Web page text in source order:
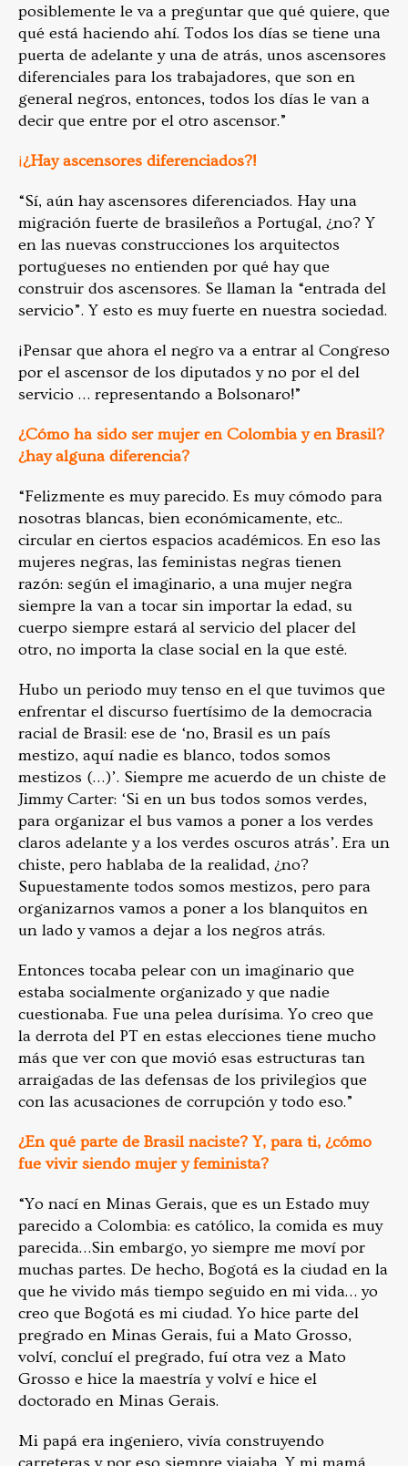
posiblemente le va a preguntar que qué quiere, que
qué está haciendo ahí. Todos los días se tiene una
puerta de adelante y una de atrás, unos ascensores
diferenciales para los trabajadores, que son en
general negros, entonces, todos los días le van a
decir que entre por el otro ascensor.”
¡¿Hay ascensores diferenciados?!
“Sí, aún hay ascensores diferenciados. Hay una
migración fuerte de brasileños a Portugal, ¿no? Y
en las nuevas construcciones los arquitectos
portugueses no entienden por qué hay que
construir dos ascensores. Se llaman la “entrada del
servicio”. Y esto es muy fuerte en nuestra sociedad.
¡Pensar que ahora el negro va a entrar al Congreso
por el ascensor de los diputados y no por el del
servicio … representando a Bolsonaro!”
¿Cómo ha sido ser mujer en Colombia y en Brasil?
¿hay alguna diferencia?
“Felizmente es muy parecido. Es muy cómodo para
nosotras blancas, bien económicamente, etc..
circular en ciertos espacios académicos. En eso las
mujeres negras, las feministas negras tienen
razón: según el imaginario, a una mujer negra
siempre la van a tocar sin importar la edad, su
cuerpo siempre estará al servicio del placer del
otro, no importa la clase social en la que esté.
Hubo un periodo muy tenso en el que tuvimos que
enfrentar el discurso fuertísimo de la democracia
racial de Brasil: ese de ‘no, Brasil es un país
mestizo, aquí nadie es blanco, todos somos
mestizos (…)’. Siempre me acuerdo de un chiste de
Jimmy Carter: ‘Si en un bus todos somos verdes,
para organizar el bus vamos a poner a los verdes
claros adelante y a los verdes oscuros atrás’. Era un
chiste, pero hablaba de la realidad, ¿no?
Supuestamente todos somos mestizos, pero para
organizarnos vamos a poner a los blanquitos en
un lado y vamos a dejar a los negros atrás.
Entonces tocaba pelear con un imaginario que
estaba socialmente organizado y que nadie
cuestionaba. Fue una pelea durísima. Yo creo que
la derrota del PT en estas elecciones tiene mucho
más que ver con que movió esas estructuras tan
arraigadas de las defensas de los privilegios que
con las acusaciones de corrupción y todo eso.”
¿En qué parte de Brasil naciste? Y, para ti, ¿cómo
fue vivir siendo mujer y feminista?
“Yo nací en Minas Gerais, que es un Estado muy
parecido a Colombia: es católico, la comida es muy
parecida…Sin embargo, yo siempre me moví por
muchas partes. De hecho, Bogotá es la ciudad en la
que he vivido más tiempo seguido en mi vida… yo
creo que Bogotá es mi ciudad. Yo hice parte del
pregrado en Minas Gerais, fui a Mato Grosso,
volví, concluí el pregrado, fuí otra vez a Mato
Grosso e hice la maestría y volví e hice el
doctorado en Minas Gerais.
Mi papá era ingeniero, vivía construyendo